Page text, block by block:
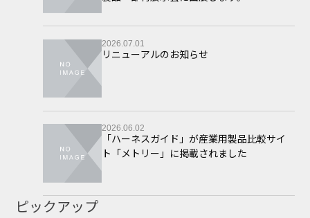
2026.07.01
リニューアルのお知らせ
2026.06.02
「ハーネスガイド」が産業用製品比較サイ
ト「メトリー」に掲載されました
ピックアップ